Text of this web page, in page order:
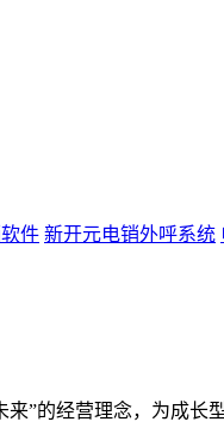
件 新开元电销外呼系统
”的经营理念，为成